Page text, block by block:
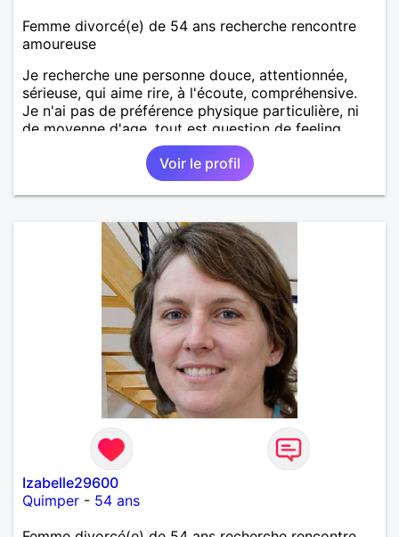
Femme divorcé(e) de 54 ans recherche rencontre
amoureuse
Je recherche une personne douce, attentionnée,
sérieuse, qui aime rire, à l'écoute, compréhensive.
Je n'ai pas de préférence physique particulière, ni
de moyenne d'age, tout est question de feeling.
Voir le profil
Izabelle29600
Quimper - 54 ans